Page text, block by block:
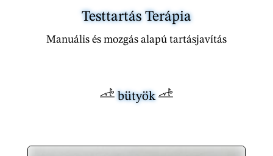
Testtartás Terápia
Manuális és mozgás alapú tartásjavítás
bütyök